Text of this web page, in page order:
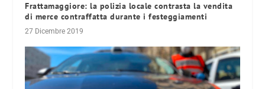
Frattamaggiore: la polizia locale contrasta la vendita
di merce contraffatta durante i festeggiamenti
27 Dicembre 2019